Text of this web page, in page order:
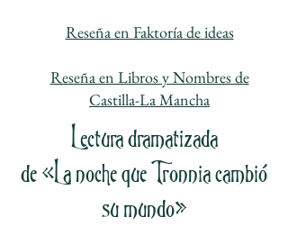
Reseña en Faktoría de ideas
Reseña en Libros y Nombres de
Castilla-La Mancha
Lectura dramatizada
de «La noche que Tronnia cambió
su mundo»